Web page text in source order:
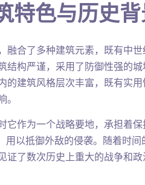
特色与历史
融合了多种建筑元素，既有中
结构严谨，采用了防御性强的
建筑风格层次丰富，既有实
它作为一个战略要地，承担着
用以抵御外敌的侵袭。随着时
证了数次历史上重大的战争和